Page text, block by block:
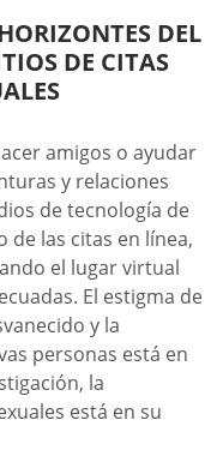
DEL
DE CITAS
amigos o ayudar
y relaciones
de tecnología de
las citas en línea,
el lugar virtual
El estigma de
y la
personas está en
la
está en su